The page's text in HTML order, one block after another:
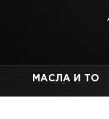
МАСЛА И ТО